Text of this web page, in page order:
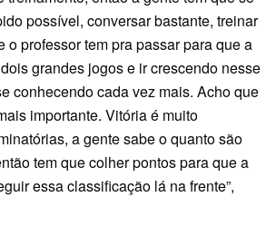
possível, conversar bastante, treinar
o professor tem pra passar para que a
grandes jogos e ir crescendo nesse
conhecendo cada vez mais. Acho que
importante. Vitória é muito
a gente sabe o quanto são
tem que colher pontos para que a
essa classificação lá na frente”,